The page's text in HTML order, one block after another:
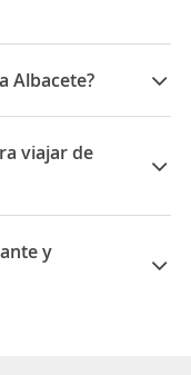
Albacete?
y
viajar de
a Albacete
y